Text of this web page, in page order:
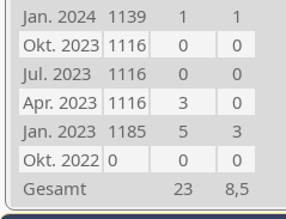
Jan. 2024 1139 1
1
Okt. 2023 1116 0
0
Jul. 2023
1116 0
0
Apr. 2023 1116 3
0
Jan. 2023 1185 5
3
Okt. 2022 0 0
0
Gesamt
23 8,5